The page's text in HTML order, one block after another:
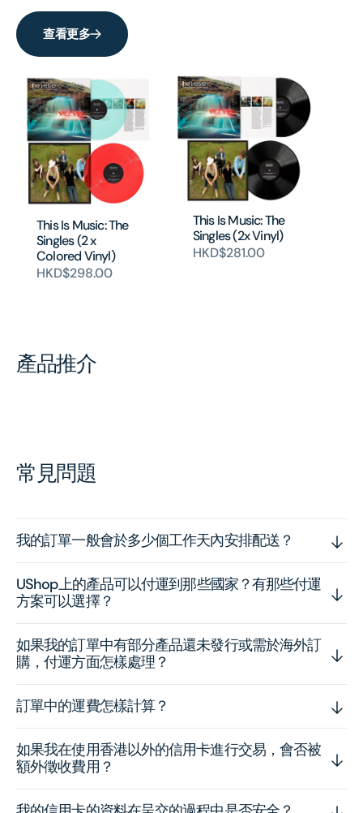
查看更多
This Is Music: The
Singles (2 x
Colored Vinyl)
HKD$298.00
This Is Music: The
Singles (2x Vinyl)
HKD$281.00
產品推介
常見問題
我的訂單一般會於多少個工作天內安排配送？
UShop上的產品可以付運到那些國家？有那些付運
方案可以選擇？
如果我的訂單中有部分產品還未發行或需於海外訂
購，付運方面怎樣處理？
訂單中的運費怎樣計算？
如果我在使用香港以外的信用卡進行交易，會否被
額外徵收費用？